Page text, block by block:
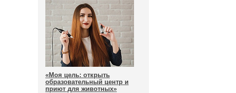
«Моя цель: открыть
образовательный центр и
приют для животных»